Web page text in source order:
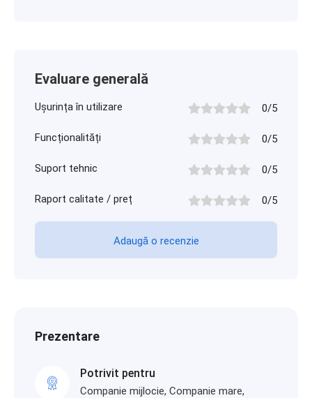
Evaluare generală
Ușurința în utilizare 0/5
Funcționalități 0/5
Suport tehnic 0/5
Raport calitate / preț 0/5
Adaugă o recenzie
Prezentare
Potrivit pentru
Companie mijlocie, Companie mare,